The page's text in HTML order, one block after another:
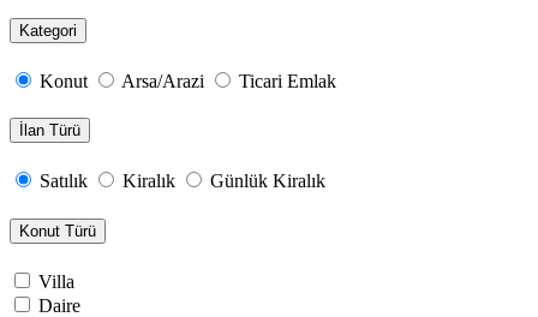
Kategori
Konut Arsa/Arazi Ticari Emlak
İlan Türü
Satılık Kiralık Günlük Kiralık
Konut Türü
Villa
Daire